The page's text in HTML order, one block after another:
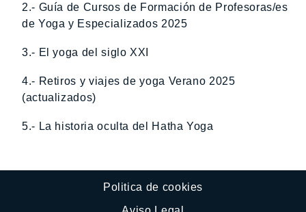
2.- Guía de Cursos de Formación de Profesoras/es
de Yoga y Especializados 2025
3.- El yoga del siglo XXI
4.- Retiros y viajes de yoga Verano 2025
(actualizados)
5.- La historia oculta del Hatha Yoga
Politica de cookies